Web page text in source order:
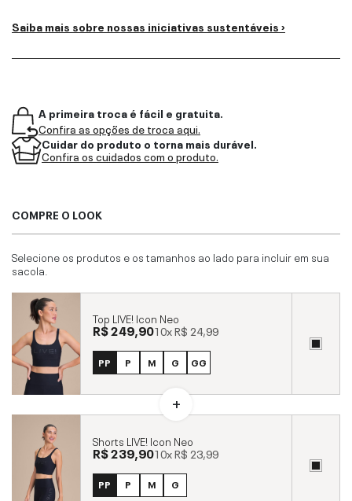
Saiba mais sobre nossas iniciativas sustentáveis ›
A primeira troca é fácil e gratuita.
Confira as opções de troca aqui.
Cuidar do produto o torna mais durável.
Confira os cuidados com o produto.
COMPRE O LOOK
Selecione os produtos e os tamanhos ao lado para incluir em sua
sacola.
Top LIVE! Icon Neo
R$ 249,9010xR$ 24,99
PP P M G GG
Shorts LIVE! Icon Neo
R$ 239,9010xR$ 23,99
PP P M G